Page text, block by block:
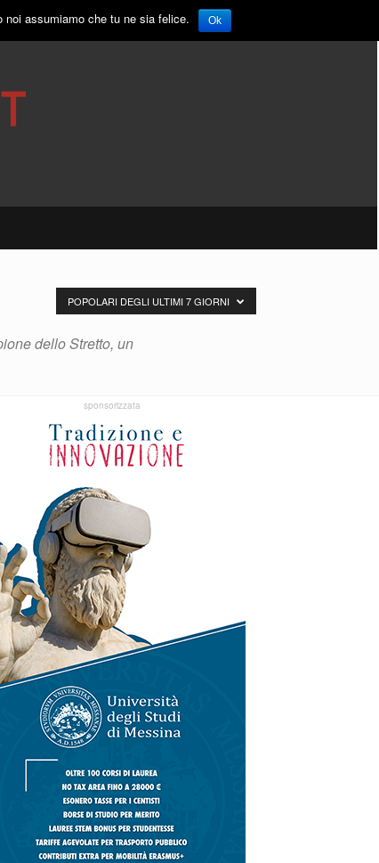
dello Stretto, un
POPOLARI DEGLI ULTIMI 7 GIORNI
sponsorizzata
assumiamo che tu ne sia felice. Ok